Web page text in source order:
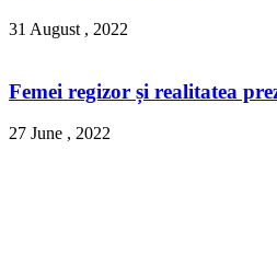
31 August , 2022
Femei regizor și realitatea
27 June , 2022